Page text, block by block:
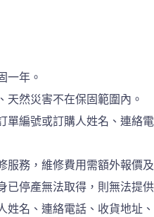
一年。
天然災害不在保固範圍內。
單編號或訂購人姓名、連
務，維修費用需額外報價
停產無法取得，則無法提
姓名、連絡電話、收貨地